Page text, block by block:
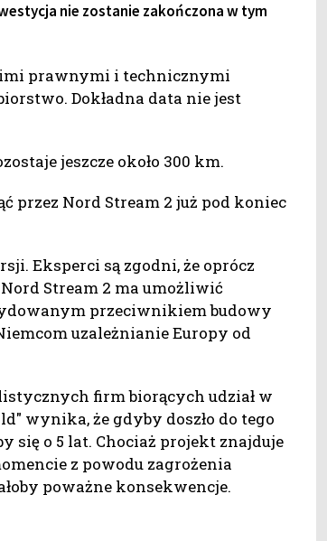
nie zostanie zakończona w tym
prawnymi i technicznymi
Dokładna data nie jest
jeszcze około 300 km.
przez Nord Stream 2 już pod koniec
Eksperci są zgodni, że oprócz
Stream 2 ma umożliwić
przeciwnikiem budowy
uzależnianie Europy od
firm biorących udział w
wynika, że gdyby doszło do tego
się o 5 lat. Chociaż projekt znajduje
z powodu zagrożenia
poważne konsekwencje.